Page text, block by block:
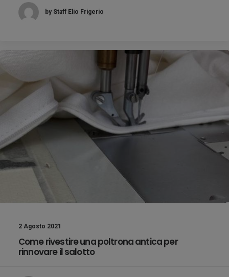
by Staff Elio Frigerio
2 Agosto 2021
Come rivestire una poltrona antica per
rinnovare il salotto